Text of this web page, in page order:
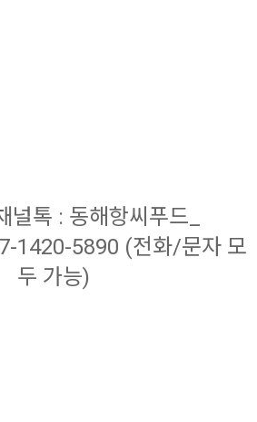
널톡 : 동해항씨푸드_
1420-5890 (전화/문자 모
두 가능)